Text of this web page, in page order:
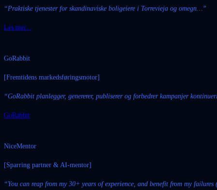
“Praktiske tjenester for skandinaviske boligeiere i Torrevieja og omegn …”
Les mer...
GoRabbit
[Fremtidens markedsføringsmotor]
“GoRabbit planlegger, genererer, publiserer og forbedrer kampanjer
GoRabbit
NiceMentor
[Sparring partner & AI-mentor]
“You can reap from my 30+ years of experience, and benefit from my